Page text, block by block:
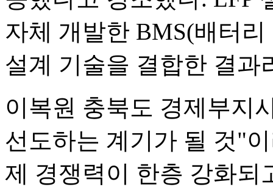
자체 개발한 BMS(배터
설계 기술을 결합한 결과
이복원 충북도 경제부지
선도하는 계기가 될 것"
제 경쟁력이 한층 강화되